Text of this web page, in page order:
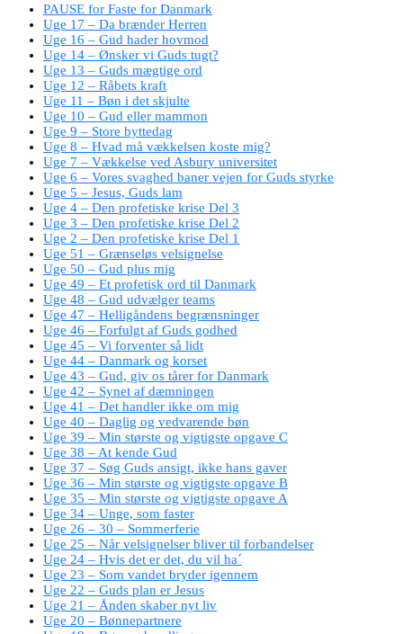
PAUSE for Faste for Danmark
Uge 17 – Da brænder Herren
Uge 16 – Gud hader hovmod
Uge 14 – Ønsker vi Guds tugt?
Uge 13 – Guds mægtige ord
Uge 12 – Råbets kraft
Uge 11 – Bøn i det skjulte
Uge 10 – Gud eller mammon
Uge 9 – Store byttedag
Uge 8 – Hvad må vækkelsen koste mig?
Uge 7 – Vækkelse ved Asbury universitet
Uge 6 – Vores svaghed baner vejen for Guds styrke
Uge 5 – Jesus, Guds lam
Uge 4 – Den profetiske krise Del 3
Uge 3 – Den profetiske krise Del 2
Uge 2 – Den profetiske krise Del 1
Uge 51 – Grænseløs velsignelse
Uge 50 – Gud plus mig
Uge 49 – Et profetisk ord til Danmark
Uge 48 – Gud udvælger teams
Uge 47 – Helligåndens begrænsninger
Uge 46 – Forfulgt af Guds godhed
Uge 45 – Vi forventer så lidt
Uge 44 – Danmark og korset
Uge 43 – Gud, giv os tårer for Danmark
Uge 42 – Synet af dæmningen
Uge 41 – Det handler ikke om mig
Uge 40 – Daglig og vedvarende bøn
Uge 39 – Min største og vigtigste opgave C
Uge 38 – At kende Gud
Uge 37 – Søg Guds ansigt, ikke hans gaver
Uge 36 – Min største og vigtigste opgave B
Uge 35 – Min største og vigtigste opgave A
Uge 34 – Unge, som faster
Uge 26 – 30 – Sommerferie
Uge 25 – Når velsignelser bliver til forbandelser
Uge 24 – Hvis det er det, du vil ha´
Uge 23 – Som vandet bryder igennem
Uge 22 – Guds plan er Jesus
Uge 21 – Ånden skaber nyt liv
Uge 20 – Bønnepartnere